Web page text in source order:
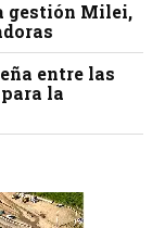
gestión Milei,
entre las
la